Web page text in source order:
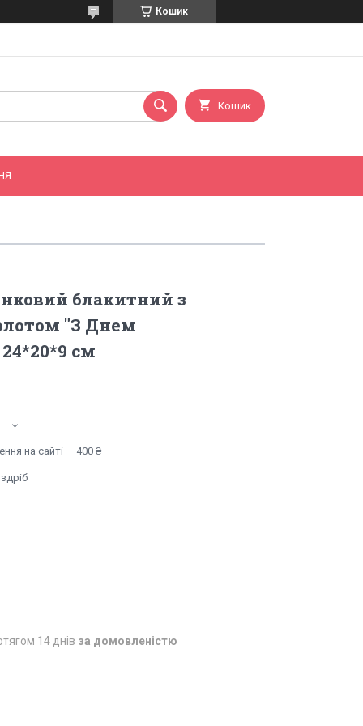
Кошик
Кошик
блакитний з
"З Днем
см
на сайті — 400 ₴
14 днів за домовленістю